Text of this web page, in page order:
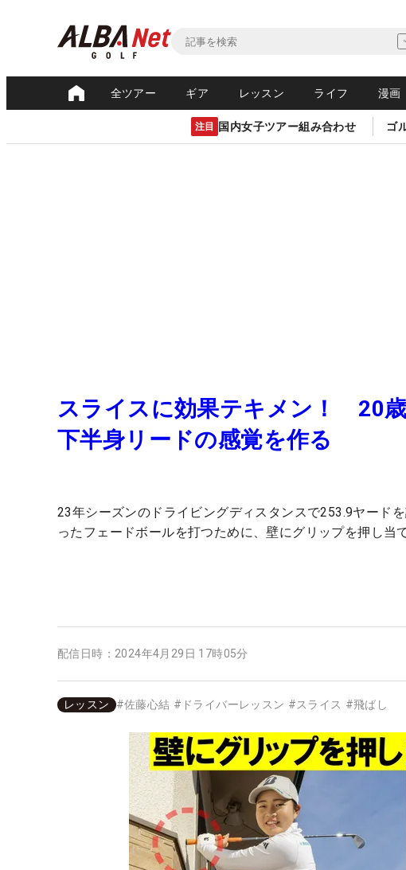
全ツアー ギア レッスン ライフ 漫画
注目 国内女子ツアー組み合わせ ゴ
スライスに効果テキメン！ 20歳
下半身リードの感覚を作る
23年シーズンのドライビングディスタンスで253.9ヤード
ったフェードボールを打つために、壁にグリップを押し当
配信日時： 2024年4月29日 17時05分
レッスン #佐藤心結 # ドライバーレッスン #スライス #飛ばし